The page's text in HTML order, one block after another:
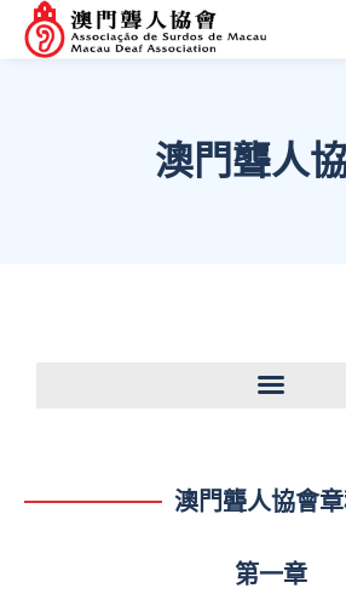
澳門聾人
澳門聾人協會
第一章